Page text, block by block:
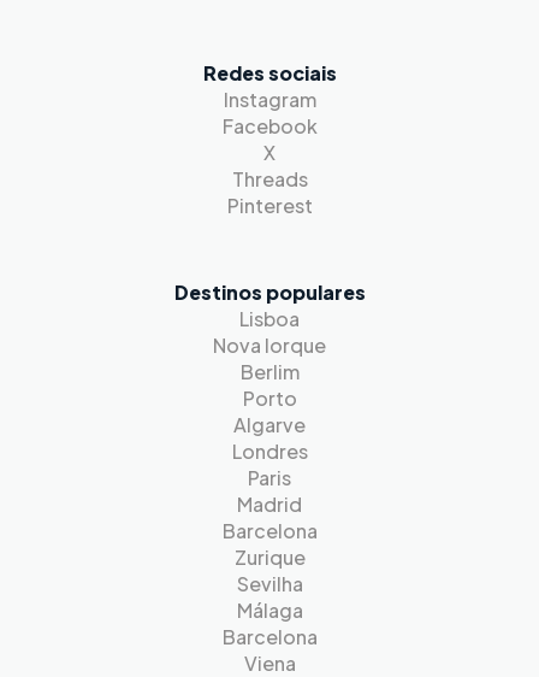
Redes sociais
Instagram
Facebook
X
Threads
Pinterest
Destinos populares
Lisboa
Nova Iorque
Berlim
Porto
Algarve
Londres
Paris
Madrid
Barcelona
Zurique
Sevilha
Málaga
Barcelona
Viena